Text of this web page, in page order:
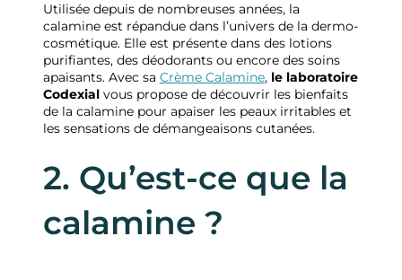
Utilisée depuis de nombreuses années, la
calamine est répandue dans l’univers de la dermo-
cosmétique. Elle est présente dans des lotions
purifiantes, des déodorants ou encore des soins
apaisants. Avec sa Crème Calamine, le laboratoire
Codexial vous propose de découvrir les bienfaits
de la calamine pour apaiser les peaux irritables et
les sensations de démangeaisons cutanées.
2. Qu’est-ce que la
calamine ?